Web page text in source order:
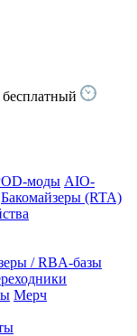
бесплатный
моды AIO-
Бакомайзеры (RTA)
/ RBA-базы
Мерч